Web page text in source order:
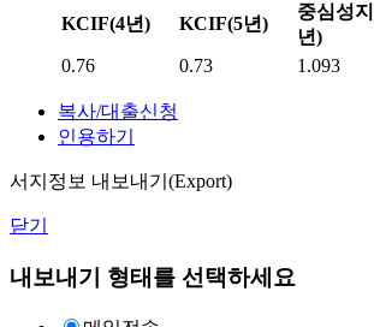
KCIF(4년)
KCIF(5년)
중심성
년)
0.76 0.73 1.093
복사/대출신청
인용하기
서지정보 내보내기(Export)
닫기
내보내기 형태를 선택하세요